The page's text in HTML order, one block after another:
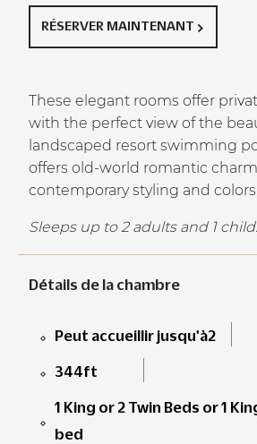
RÉSERVER MAINTENANT
These elegant rooms offer
with the perfect view of the
landscaped resort swimming
offers old-world romantic
contemporary styling and colors.
Sleeps up to 2 adults and 1 child.
Détails de la chambre
Peut accueillir jusqu'à2
344ft
1 King or 2 Twin Beds or 1
bed